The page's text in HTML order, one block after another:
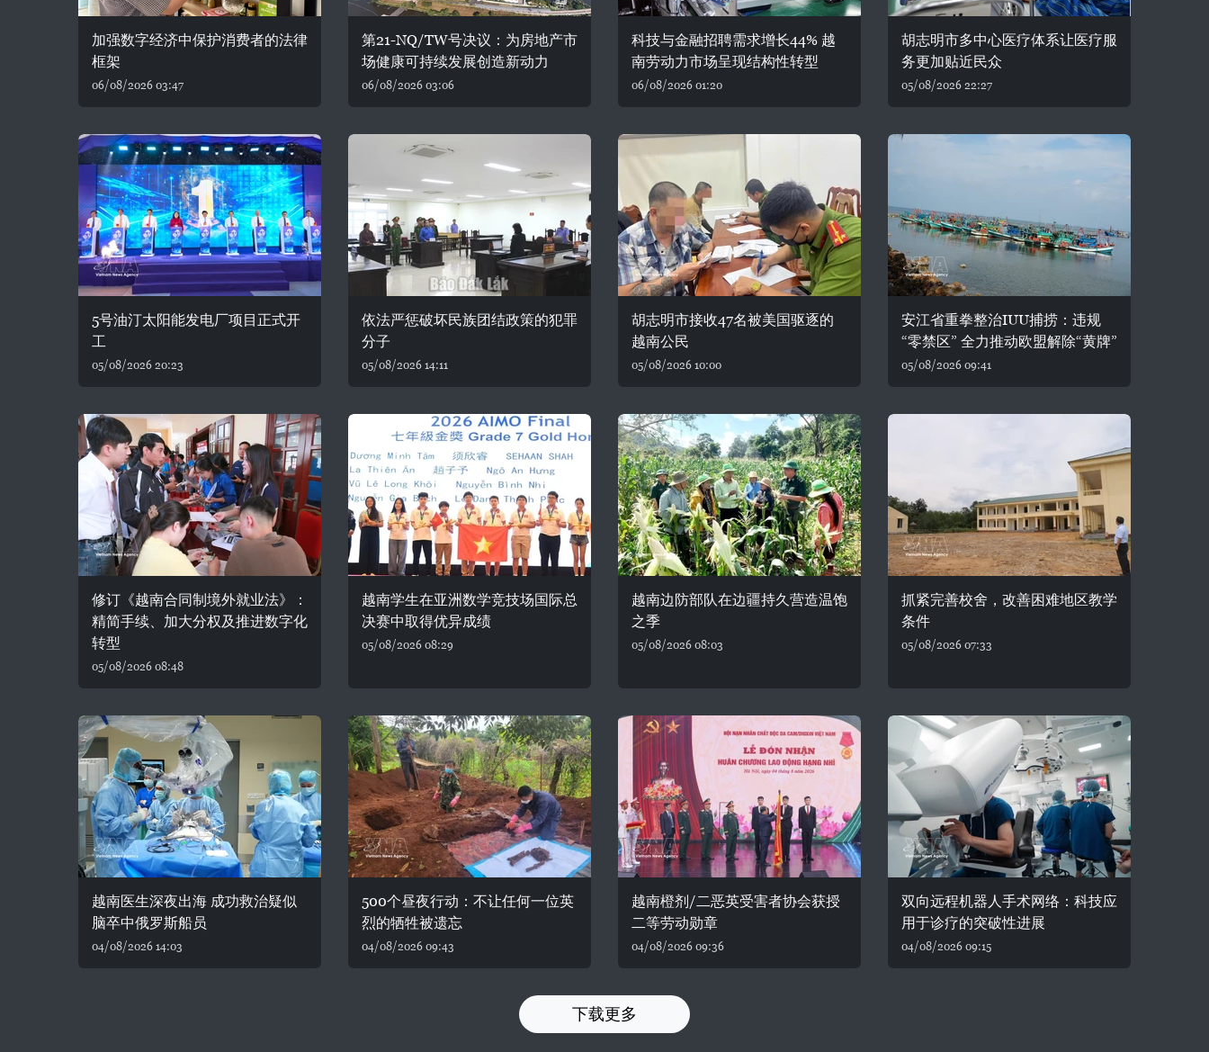
加强数字经济中保护消费者的法律
框架
06/08/2026 03:47
第21-NQ/TW号决议：为房地产市
场健康可持续发展创造新动力
06/08/2026 03:06
科技与金融招聘需求增长44% 越
南劳动力市场呈现结构性转型
06/08/2026 01:20
胡志明市多中心医疗体系让医疗服
务更加贴近民众
05/08/2026 22:27
5号油汀太阳能发电厂项目正式开
工
05/08/2026 20:23
依法严惩破坏民族团结政策的犯罪
分子
05/08/2026 14:11
胡志明市接收47名被美国驱逐的
越南公民
05/08/2026 10:00
安江省重拳整治IUU捕捞：违规
“零禁区” 全力推动欧盟解除“黄牌”
05/08/2026 09:41
修订《越南合同制境外就业法》：
精简手续、加大分权及推进数字化
转型
05/08/2026 08:48
越南学生在亚洲数学竞技场国际总
决赛中取得优异成绩
05/08/2026 08:29
越南边防部队在边疆持久营造温饱
之季
05/08/2026 08:03
抓紧完善校舍，改善困难地区教学
条件
05/08/2026 07:33
越南医生深夜出海 成功救治疑似
脑卒中俄罗斯船员
04/08/2026 14:03
500个昼夜行动：不让任何一位英
烈的牺牲被遗忘
04/08/2026 09:43
越南橙剂/二恶英受害者协会获授
二等劳动勋章
04/08/2026 09:36
双向远程机器人手术网络：科技应
用于诊疗的突破性进展
04/08/2026 09:15
下载更多